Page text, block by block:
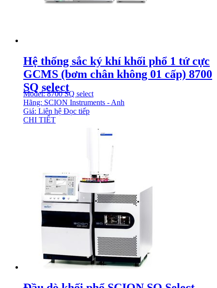
Hệ thống sắc ký khí khối phổ 1 tứ cực
GCMS (bơm chân không 01 cấp) 8700
SQ select
Model: 8700 SQ select
Hãng: SCION Instruments - Anh
Giá: Liên hệ Đọc tiếp
CHI TIẾT